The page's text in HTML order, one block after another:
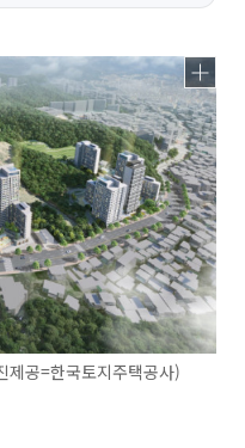
공=한국토지주택공사)